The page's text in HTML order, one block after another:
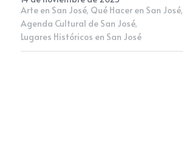
Newsletter
Arte en San José, Qué Hacer en San José,
Agenda Cultural de San José,
Lugares Históricos en San José